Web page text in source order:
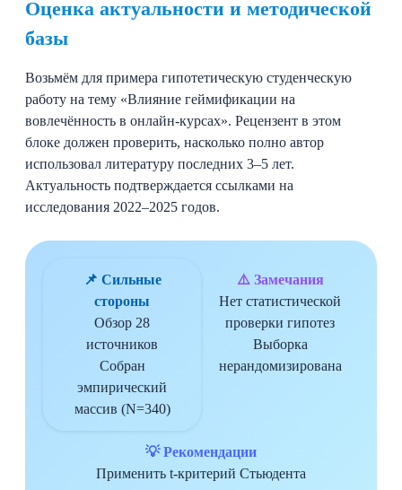
Оценка актуальности и методической
базы
Возьмём для примера гипотетическую студенческую
работу на тему «Влияние геймификации на
вовлечённость в онлайн-курсах». Рецензент в этом
блоке должен проверить, насколько полно автор
использовал литературу последних 3–5 лет.
Актуальность подтверждается ссылками на
исследования 2022–2025 годов.
📌 Сильные
стороны
Обзор 28
источников
Собран
эмпирический
массив (N=340)
⚠️ Замечания
Нет статистической
проверки гипотез
Выборка
нерандомизирована
💡 Рекомендации
Применить t-критерий Стьюдента